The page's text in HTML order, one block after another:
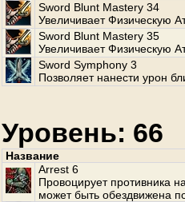
Sword Blunt Mastery 34
Увеличивает Физическую
Sword Blunt Mastery 35
Увеличивает Физическую
Sword Symphony 3
Позволяет нанести урон
Уровень: 66
Название
Arrest 6
Провоцирует противника
может быть обездвижена